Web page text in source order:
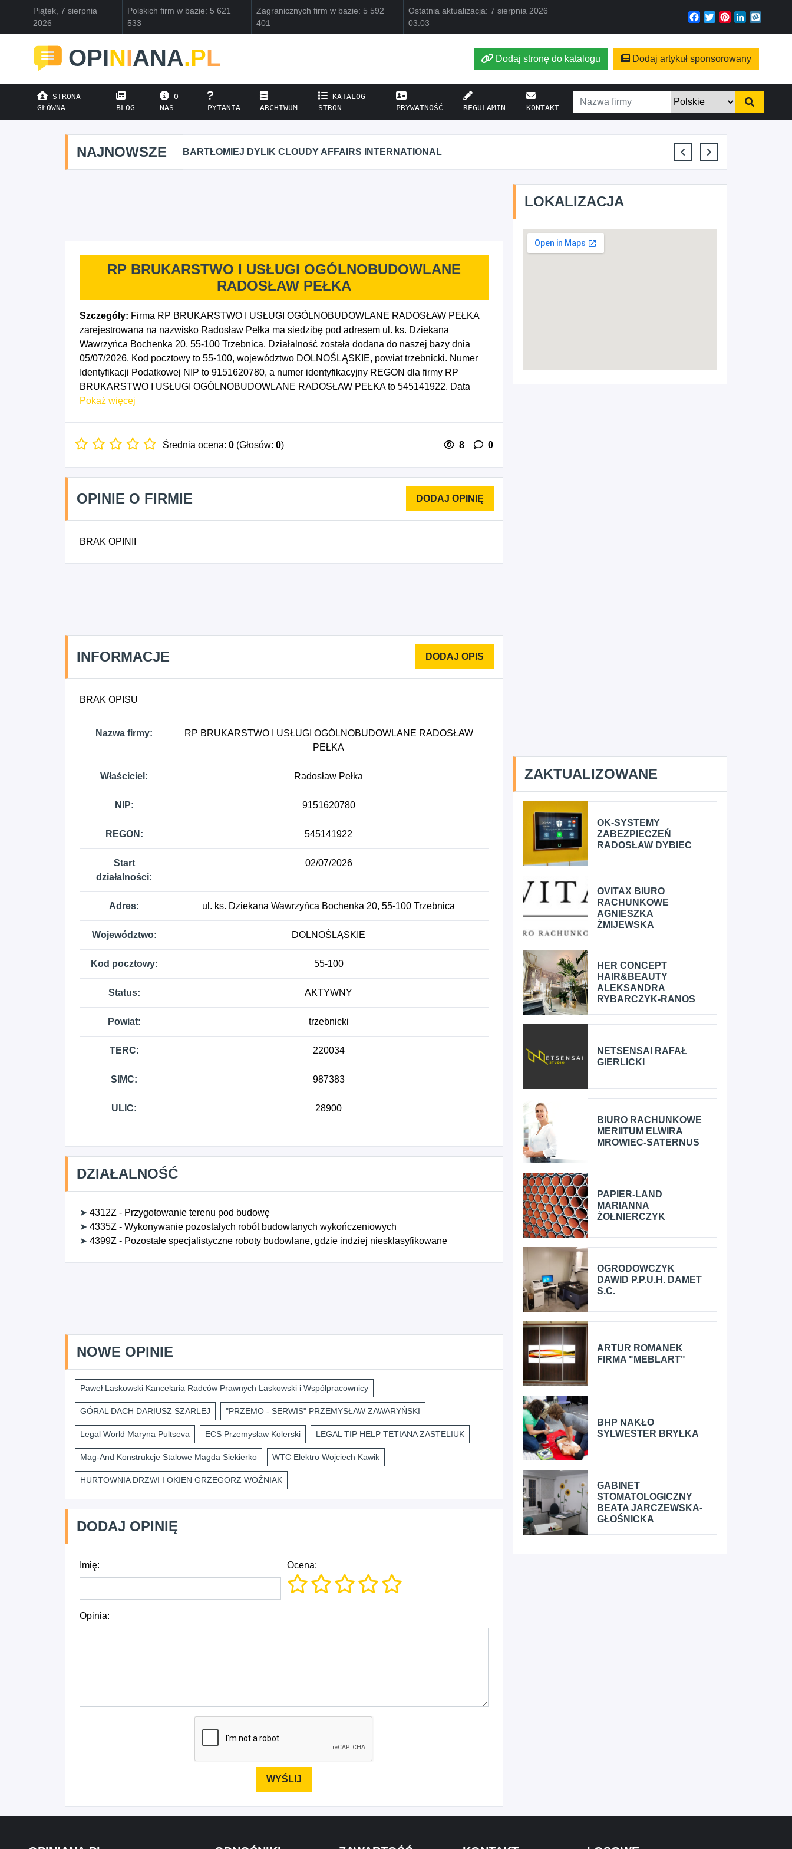
Piątek, 7 sierpnia
2026
Polskich firm w bazie: 5 621
533
Zagranicznych firm w bazie: 5 592
401
Ostatnia aktualizacja: 7 sierpnia 2026
03:03
Facebook
TwitterPinterest
LinkedIn
OPINIANA.PL Dodaj stronę do katalogu Dodaj artykuł sponsorowany
STRONA
GŁÓWNA
BLOG
O
NAS
PYTANIA ARCHIWUM
KATALOG
STRON
PRYWATNOŚĆ REGULAMIN KONTAKT
NAJNOWSZE BARTŁOMIEJ DYLIK CLOUDY AFFAIRS INTERNATIONAL KRYSTIAN PISULA
RP BRUKARSTWO I USŁUGI OGÓLNOBUDOWLANE
RADOSŁAW PEŁKA
Szczegóły: Firma RP BRUKARSTWO I USŁUGI OGÓLNOBUDOWLANE RADOSŁAW PEŁKA
zarejestrowana na nazwisko Radosław Pełka ma siedzibę pod adresem ul. ks. Dziekana
Wawrzyńca Bochenka 20, 55-100 Trzebnica. Działalność została dodana do naszej bazy dnia
05/07/2026. Kod pocztowy to 55-100, województwo DOLNOŚLĄSKIE, powiat trzebnicki. Numer
Identyfikacji Podatkowej NIP to 9151620780, a numer identyfikacyjny REGON dla firmy RP
BRUKARSTWO I USŁUGI OGÓLNOBUDOWLANE RADOSŁAW PEŁKA to 545141922. Data
rozpoczęcia działalności gospodarczej przypada na dzień 02/07/2026. Wybrane kody PKD to:
indziej niesklasyfikowane.
Pokaż więcej
Średnia ocena: 0 (Głosów: 0) 8 0
OPINIE O FIRMIE
BRAK OPINII
INFORMACJE
BRAK OPISU
Nazwa firmy:
RP BRUKARSTWO I USŁUGI OGÓLNOBUDOWLANE RADOSŁAW
PEŁKA
Właściciel: Radosław Pełka
NIP: 9151620780
REGON: 545141922
Start
działalności:
02/07/2026
Adres: ul. ks. Dziekana Wawrzyńca Bochenka 20, 55-100 Trzebnica
Województwo: DOLNOŚLĄSKIE
Kod pocztowy: 55-100
Status: AKTYWNY
Powiat: trzebnicki
TERC: 220034
SIMC: 987383
ULIC: 28900
DZIAŁALNOŚĆ
➤ 4312Z - Przygotowanie terenu pod budowę
➤ 4335Z - Wykonywanie pozostałych robót budowlanych wykończeniowych
➤ 4399Z - Pozostałe specjalistyczne roboty budowlane, gdzie indziej niesklasyfikowane
NOWE OPINIE
Paweł Laskowski Kancelaria Radców Prawnych Laskowski i Współpracownicy
GÓRAL DACH DARIUSZ SZARLEJ "PRZEMO - SERWIS" PRZEMYSŁAW ZAWARYŃSKI
Legal World Maryna Pultseva ECS Przemysław Kolerski LEGAL TIP HELP TETIANA ZASTELIUK
Mag-And Konstrukcje Stalowe Magda Siekierko WTC Elektro Wojciech Kawik
HURTOWNIA DRZWI I OKIEN GRZEGORZ WOŹNIAK
DODAJ OPINIĘ
Imię: Ocena:
Opinia:
LOKALIZACJA
ZAKTUALIZOWANE
OK-SYSTEMY
ZABEZPIECZEŃ
RADOSŁAW DYBIEC
OVITAX BIURO
RACHUNKOWE
AGNIESZKA
ŻMIJEWSKA
HER CONCEPT
HAIR&BEAUTY
ALEKSANDRA
RYBARCZYK-RANOS
NETSENSAI RAFAŁ
GIERLICKI
BIURO RACHUNKOWE
MERIITUM ELWIRA
MROWIEC-SATERNUS
PAPIER-LAND
MARIANNA
ŻOŁNIERCZYK
OGRODOWCZYK
DAWID P.P.U.H. DAMET
S.C.
ARTUR ROMANEK
FIRMA "MEBLART"
BHP NAKŁO
SYLWESTER BRYŁKA
GABINET
STOMATOLOGICZNY
BEATA JARCZEWSKA-
GŁOŚNICKA